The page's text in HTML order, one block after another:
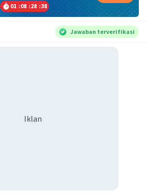
01 :08 :28 :37
Jawaban terverifikasi
Iklan